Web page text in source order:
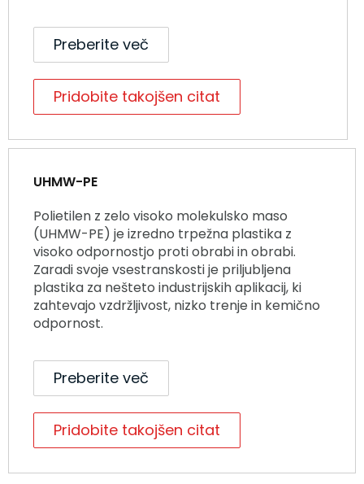
Preberite več
Pridobite takojšen citat
UHMW-PE
Polietilen z zelo visoko molekulsko maso
(UHMW-PE) je izredno trpežna plastika z
visoko odpornostjo proti obrabi in obrabi.
Zaradi svoje vsestranskosti je priljubljena
plastika za nešteto industrijskih aplikacij, ki
zahtevajo vzdržljivost, nizko trenje in kemično
odpornost.
Preberite več
Pridobite takojšen citat